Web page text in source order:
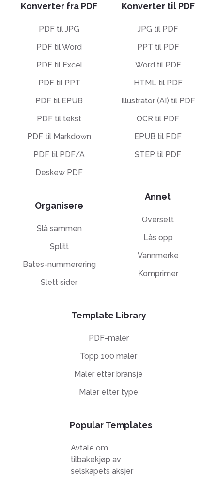
Konverter fra PDF
PDF til JPG
PDF til Word
PDF til Excel
PDF til PPT
PDF til EPUB
PDF til tekst
PDF til Markdown
PDF til PDF/A
Deskew PDF
Organisere
Slå sammen
Splitt
Bates-nummerering
Slett sider
Konverter til PDF
JPG til PDF
PPT til PDF
Word til PDF
HTML til PDF
Illustrator (AI) til PDF
OCR til PDF
EPUB til PDF
STEP til PDF
Annet
Oversett
Lås opp
Vannmerke
Komprimer
Template Library
PDF-maler
Topp 100 maler
Maler etter bransje
Maler etter type
Popular Templates
Avtale om
tilbakekjøp av
selskapets aksjer